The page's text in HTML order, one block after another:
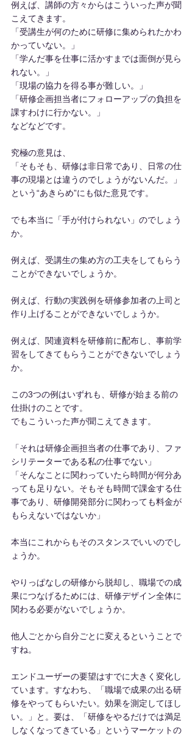
例えば、講師の方々からはこういった声が聞
こえてきます。
「受講生が何のために研修に集められたかわ
かっていない。」
「学んだ事を仕事に活かすまでは面倒が見ら
れない。」
「現場の協力を得る事が難しい。」
「研修企画担当者にフォローアップの負担を
課すわけに行かない。」
などなどです。
究極の意見は、
「そもそも、研修は非日常であり、日常の仕
事の現場とは違うのでしょうがないんだ。」
という“あきらめ”にも似た意見です。
でも本当に「手が付けられない」のでしょう
か。
例えば、受講生の集め方の工夫をしてもらう
ことができないでしょうか。
例えば、行動の実践例を研修参加者の上司と
作り上げることができないでしょうか。
例えば、関連資料を研修前に配布し、事前学
習をしてきてもらうことができないでしょう
か。
この3つの例はいずれも、研修が始まる前の
仕掛けのことです。
でもこういった声が聞こえてきます。
「それは研修企画担当者の仕事であり、ファ
シリテーターである私の仕事でない」
「そんなことに関わっていたら時間が何分あ
っても足りない。そもそも時間で課金する仕
事であり、研修開発部分に関わっても料金が
もらえないではないか」
本当にこれからもそのスタンスでいいのでし
ょうか。
やりっぱなしの研修から脱却し、職場での成
果につなげるためには、研修デザイン全体に
関わる必要がないでしょうか。
他人ごとから自分ごとに変えるということで
すね。
エンドユーザーの要望はすでに大きく変化し
ています。すなわち、「職場で成果の出る研
修をやってもらいたい。効果を測定してほし
い。」と。要は、「研修をやるだけでは満足
しなくなってきている」というマーケットの